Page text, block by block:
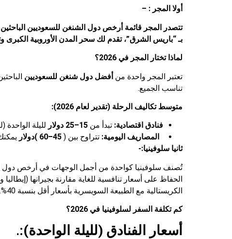
أولا المجر : –
تتصدر المجر قائمة أرخص دول الشنغن للسعوديين
بـ “باريس الشرق”، تقدم لك سحر المدن الأوروبية
لماذا تختار المجر في 2026؟
تعتبر المجر واحدة من أفضل دول شنغن للسعوديين
تناسب الجميع.
متوسط تكاليف الرحلة (تقدير لعام 2026):
فنادق اقتصادية: تبدأ من 15–25 دولار
لليلة
المصاريف اليومية: تتراوح بين ( 45–60 )دولار
ثانيا سلوفينيا:-
تُصنف سلوفينيا كواحدة من أجمل الوجهات في أرخص دول
الحفاظ على أسعار تنافسية للغاية مقارنة بجيرانها
الكريستالية مع الطبيعة السويسرية بأسعار أقل بنسبة 40%.
كم تكلفة السفر لسلوفينيا في 2026؟
أسعار الفنادق (لليلة الواحدة):.